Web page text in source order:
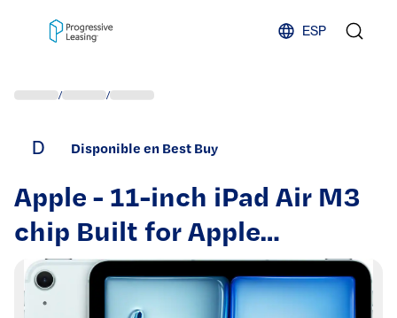
ESP
/ /
D Disponible en Best Buy
Apple - 11-inch iPad Air M3
chip Built for Apple
Intelligence Wi-Fi + Cellular
128GB - Blue (Unlocked)